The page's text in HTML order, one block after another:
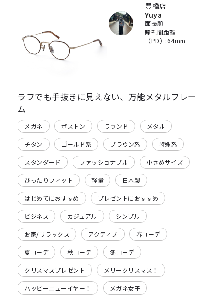
豊橋店
Yuya
面長顔
瞳孔間距離
（PD）:64mm
ラフでも手抜きに見えない、万能メタルフレー
ム
メガネ ボストン ラウンド メタル
チタン ゴールド系 ブラウン系 特殊系
スタンダード ファッショナブル 小さめサイズ
ぴったりフィット 軽量 日本製
はじめてにおすすめ プレゼントにおすすめ
ビジネス カジュアル シンプル
お家/リラックス アクティブ 春コーデ
夏コーデ 秋コーデ 冬コーデ
クリスマスプレゼント メリークリスマス！
ハッピーニューイヤー！ メガネ女子